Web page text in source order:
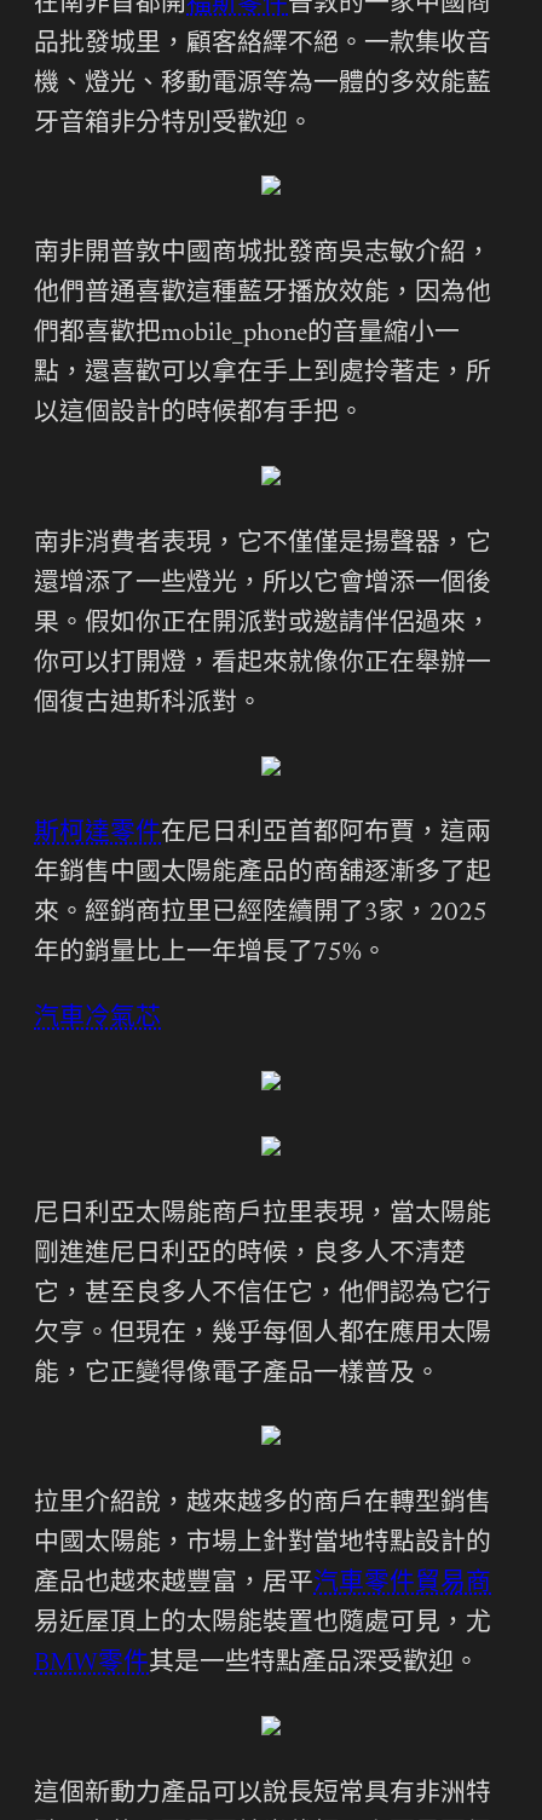
品批發城里，顧客絡繹不絕。一款集收音
機、燈光、移動電源等為一體的多效能藍
牙音箱非分特別受歡迎。
南非開普敦中國商城批發商吳志敏介紹，
他們普通喜歡這種藍牙播放效能，因為他
們都喜歡把mobile_phone的音量縮小一
點，還喜歡可以拿在手上到處拎著走，所
以這個設計的時候都有手把。
南非消費者表現，它不僅僅是揚聲器，它
還增添了一些燈光，所以它會增添一個後
果。假如你正在開派對或邀請伴侶過來，
你可以打開燈，看起來就像你正在舉辦一
個復古迪斯科派對。
斯柯達零件在尼日利亞首都阿布賈，這兩
年銷售中國太陽能產品的商舖逐漸多了起
來。經銷商拉里已經陸續開了3家，2025
年的銷量比上一年增長了75%。
汽車冷氣芯
尼日利亞太陽能商戶拉里表現，當太陽能
剛進進尼日利亞的時候，良多人不清楚
它，甚至良多人不信任它，他們認為它行
欠亨。但現在，幾乎每個人都在應用太陽
能，它正變得像電子產品一樣普及。
拉里介紹說，越來越多的商戶在轉型銷售
中國太陽能，市場上針對當地特點設計的
產品也越來越豐富，居平汽車零件貿易商
易近屋頂上的太陽能裝置也隨處可見，尤
BMW零件其是一些特點產品深受歡迎。
這個新動力產品可以說長短常具有非洲特